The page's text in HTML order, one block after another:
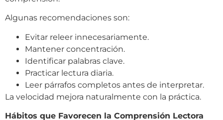
Algunas recomendaciones son:
Evitar releer innecesariamente.
Mantener concentración.
Identificar palabras clave.
Practicar lectura diaria.
Leer párrafos completos antes de interpretar.
La velocidad mejora naturalmente con la práctica.
Hábitos que Favorecen la Comprensión Lectora